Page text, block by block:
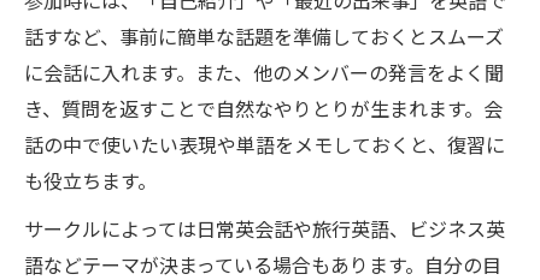
話すなど、事前に簡単な話題を準備しておくとスムーズ
に会話に入れます。また、他のメンバーの発言をよく聞
き、質問を返すことで自然なやりとりが生まれます。会
話の中で使いたい表現や単語をメモしておくと、復習に
も役立ちます。
サークルによっては日常英会話や旅行英語、ビジネス英
語などテーマが決まっている場合もあります。自分の目